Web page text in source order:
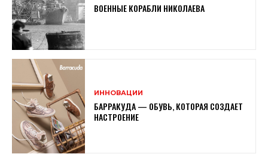
ВОЕННЫЕ КОРАБЛИ НИКОЛАЕВА
ИННОВАЦИИ
БАРРАКУДА — ОБУВЬ, КОТОРАЯ СОЗДАЕТ
НАСТРОЕНИЕ